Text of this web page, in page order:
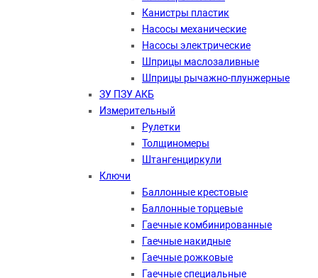
Канистры пластик
Насосы механические
Насосы электрические
Шприцы маслозаливные
Шприцы рычажно-плунжерные
ЗУ ПЗУ АКБ
Измерительный
Рулетки
Толщиномеры
Штангенциркули
Ключи
Баллонные крестовые
Баллонные торцевые
Гаечные комбинированные
Гаечные накидные
Гаечные рожковые
Гаечные специальные